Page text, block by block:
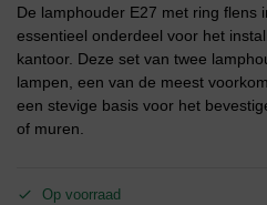
De lamphouder E27 met ring flens
essentieel onderdeel voor het
kantoor. Deze set van twee
lampen, een van de meest
een stevige basis voor het
of muren.
Op voorraad